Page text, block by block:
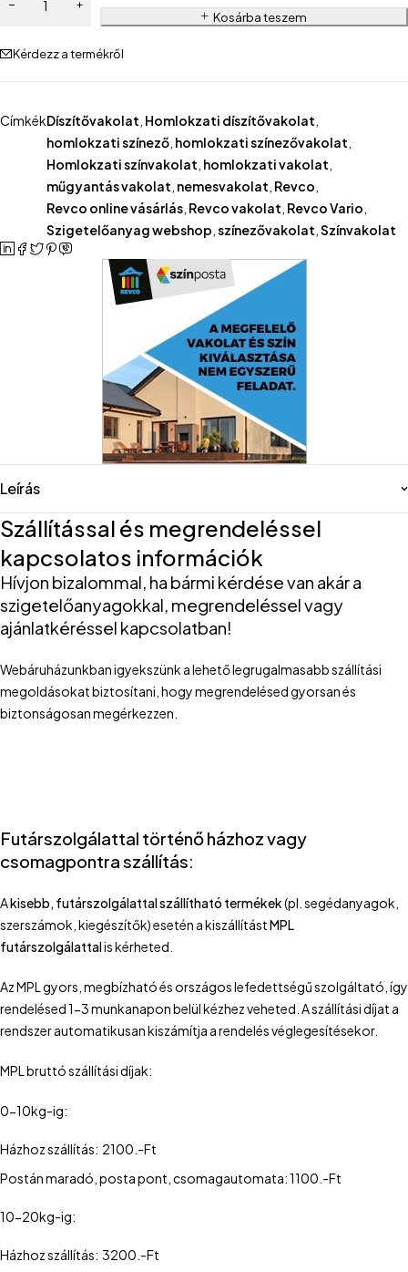
Kosárba teszem
Kérdezz a termékről
CímkékDíszítővakolat Homlokzati díszítővakolat
homlokzati színező homlokzati színezővakolat
Homlokzati színvakolat homlokzati vakolat
műgyantás vakolat nemesvakolat Revco
Revco online vásárlás Revco vakolat Revco Vario
Szigetelőanyag webshop színezővakolat Színvakolat
Leírás
Szállítással és megrendeléssel
kapcsolatos információk
Hívjon bizalommal, ha bármi kérdése van akár a
szigetelőanyagokkal, megrendeléssel vagy
ajánlatkéréssel kapcsolatban!
Webáruházunkban igyekszünk a lehető legrugalmasabb szállítási
megoldásokat biztosítani, hogy megrendelésed gyorsan és
biztonságosan megérkezzen.
Futárszolgálattal történő házhoz vagy
csomagpontra szállítás:
Akisebb, futárszolgálattal szállítható termékek(pl. segédanyagok,
szerszámok, kiegészítők) esetén a kiszállítástMPL
futárszolgálattalis kérheted.
Az MPL gyors, megbízható és országos lefedettségű szolgáltató, így
rendelésed 1-3 munkanapon belül kézhez veheted. A szállítási díjat a
rendszer automatikusan kiszámítja a rendelés véglegesítésekor.
MPL bruttó szállítási díjak:
0-10kg-ig:
Házhoz szállítás: 2100.-Ft
Postán maradó, posta pont, csomagautomata: 1100.-Ft
10-20kg-ig:
Házhoz szállítás: 3200.-Ft